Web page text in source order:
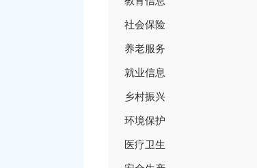
社会保险
养老服务
就业信息
乡村振兴
环境保护
医疗卫生